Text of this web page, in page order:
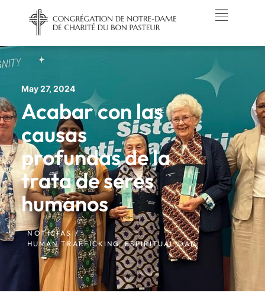
May 27, 2024
Acabar con las
causas
profundas de la
trata de seres
humanos
NOTICIAS /
HUMAN TRAFFICKING,ESPIRITUALIDAD